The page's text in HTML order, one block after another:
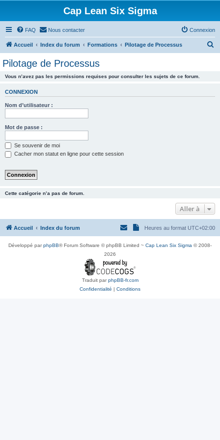
Cap Lean Six Sigma
FAQ Nous contacter Connexion
Accueil Index du forum Formations Pilotage de Processus
Pilotage de Processus
Vous n’avez pas les permissions requises pour consulter les sujets de ce forum.
CONNEXION
Nom d’utilisateur :
Mot de passe :
Se souvenir de moi
Cacher mon statut en ligne pour cette session
Cette catégorie n’a pas de forum.
Aller à
Accueil Index du forum Heures au format UTC+02:00
Développé parphpBB® Forum Software © phpBB Limited ~ Cap Lean Six Sigma © 2008-
2026
Traduit parphpBB-fr.com
Confidentialité | Conditions